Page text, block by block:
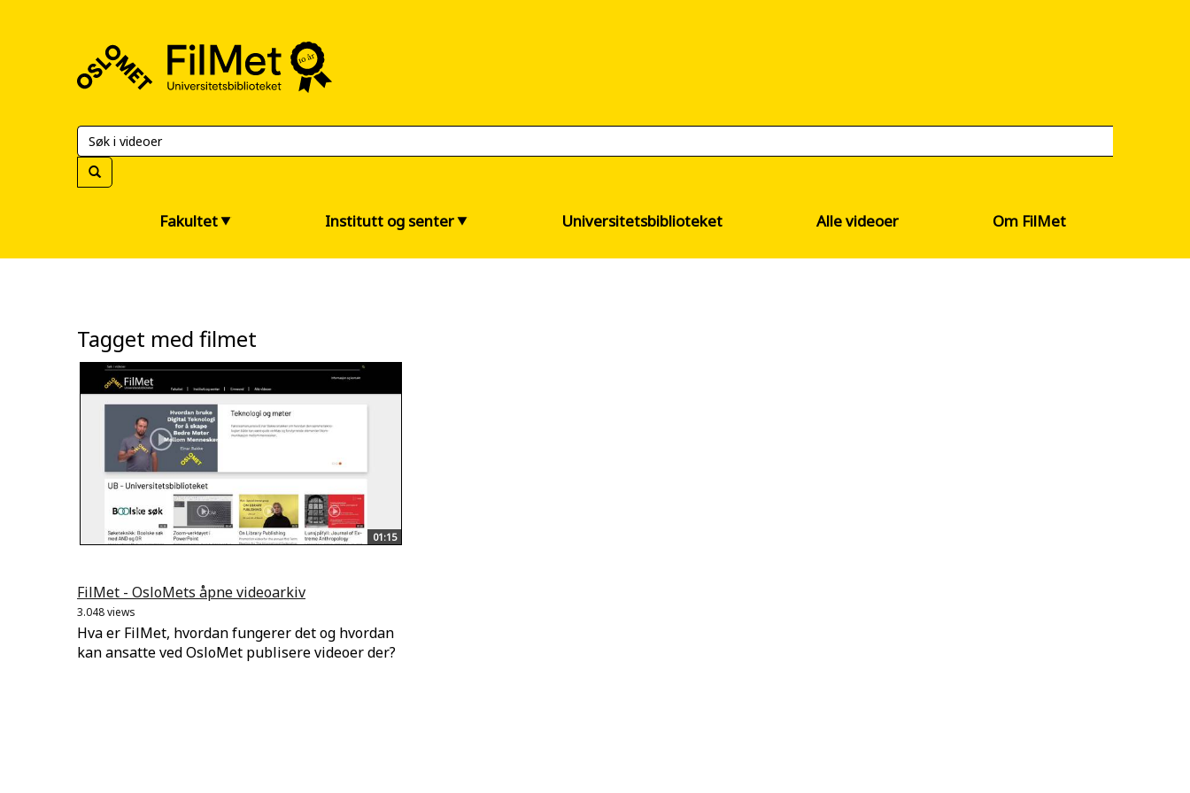
Universitetsbiblioteket
Fakultet Institutt og senter Universitetsbiblioteket Alle videoer Om FilMet
Tagget med filmet
01:15
FilMet - OsloMets åpne videoarkiv
3.048 views
Hva er FilMet, hvordan fungerer det og hvordan
kan ansatte ved OsloMet publisere videoer der?